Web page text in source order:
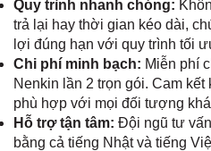
Quy trình nhanh chóng:
trả lại hay thời gian kéo dài,
lợi đúng hạn với quy trình tối
Chi phí minh bạch: Miễn phí
Nenkin lần 2 trọn gói. Cam
phù hợp với mọi đối tượng
Hỗ trợ tận tâm: Đội ngũ tư
bằng cả tiếng Nhật và tiếng